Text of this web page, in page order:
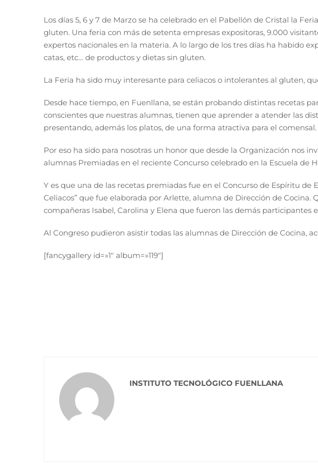
Los días 5, 6 y 7 de Marzo se ha celebrado en el Pabellón de Cristal la
gluten. Una feria con más de setenta empresas expositoras, 9.000
expertos nacionales en la materia. A lo largo de los tres días ha habido
catas, etc… de productos y dietas sin gluten.
La Feria ha sido muy interesante para celiacos o intolerantes al gluten,
Desde hace tiempo, en Fuenllana, se están probando distintas recetas
conscientes que nuestras alumnas, tienen que aprender a atender las
presentando, además los platos, de una forma atractiva para el comensal.
Por eso ha sido para nosotras un honor que desde la Organización nos
alumnas Premiadas en el reciente Concurso celebrado en la Escuela de
Y es que una de las recetas premiadas fue en el Concurso de Espíritu de
Celiacos” que fue elaborada por Arlette, alumna de Dirección de Cocina.
compañeras Isabel, Carolina y Elena que fueron las demás participantes
Al Congreso pudieron asistir todas las alumnas de Dirección de Cocina,
[fancygallery id=»1″ album=»119″]
INSTITUTO TECNOLÓGICO FUENLLANA